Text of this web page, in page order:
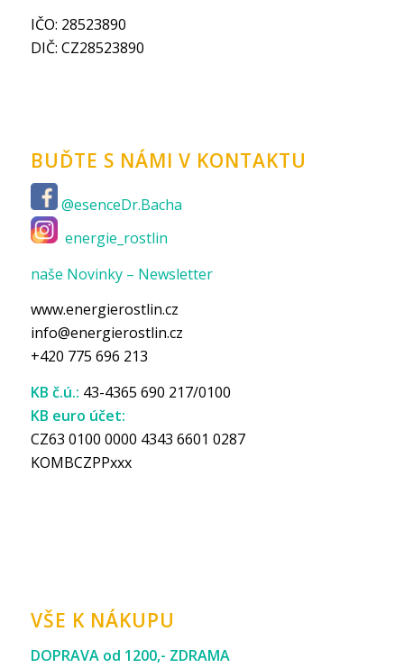
IČO: 28523890
DIČ: CZ28523890
BUĎTE S NÁMI V KONTAKTU
@esenceDr.Bacha
energie_rostlin
naše Novinky – Newsletter
www.energierostlin.cz
info@energierostlin.cz
+420 775 696 213
KB č.ú.: 43-4365 690 217/0100
KB euro účet:
CZ63 0100 0000 4343 6601 0287
KOMBCZPPxxx
VŠE K NÁKUPU
DOPRAVA od 1200,- ZDRAMA